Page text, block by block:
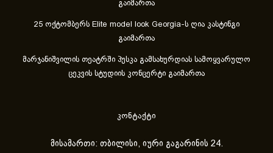
გაიმართა
25 ოქტომბერს Elite model look Georgia-ს ღია კასტინგი
გაიმართა
მარჯანიშვილის თეატრში პუსკა გამსახურდიას სამოყვარულო
ცეკვის სტუდიის კონცერტი გაიმართა
კონტაქტი
მისამართი: თბილისი, იური გაგარინის 24.